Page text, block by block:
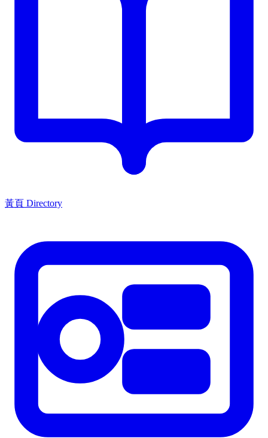
黃頁 Directory